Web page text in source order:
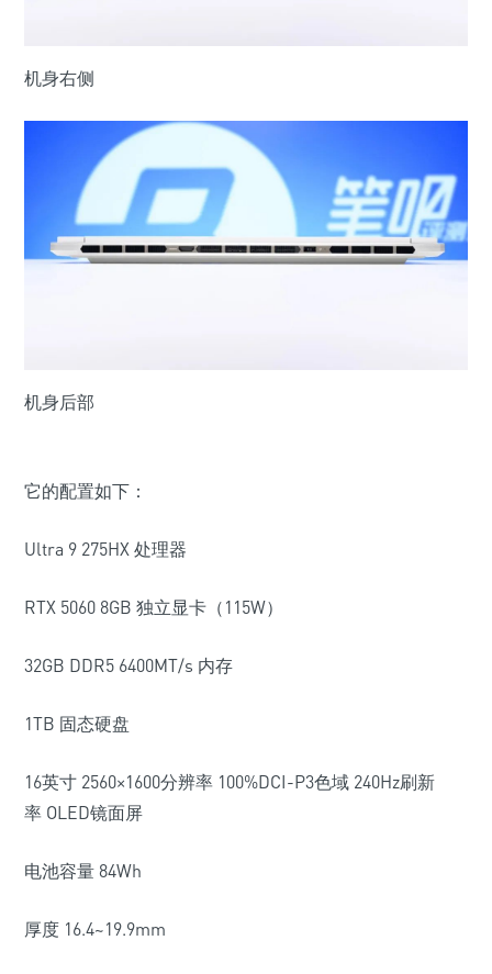
机身右侧
机身后部
它的配置如下：
Ultra 9 275HX 处理器
RTX 5060 8GB 独立显卡（ 115W）
32GB DDR5 6400MT/s 内存
1TB 固态硬盘
16英寸 2560×1600分辨率 100%DCI-P3色域 240Hz刷新
率 OLED镜面屏
电池容量 84Wh
厚度 16.4~19.9mm